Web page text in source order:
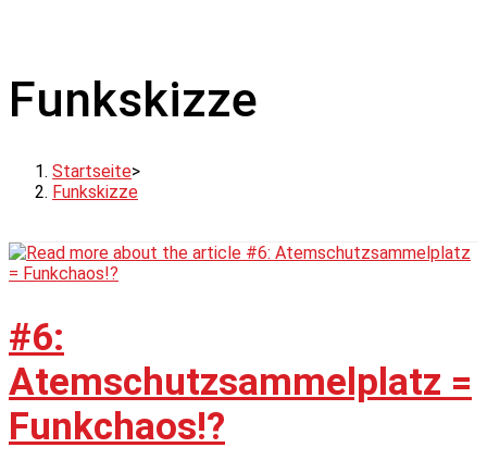
Funkskizze
Startseite>
Funkskizze
#6:
Atemschutzsammelplatz =
Funkchaos!?